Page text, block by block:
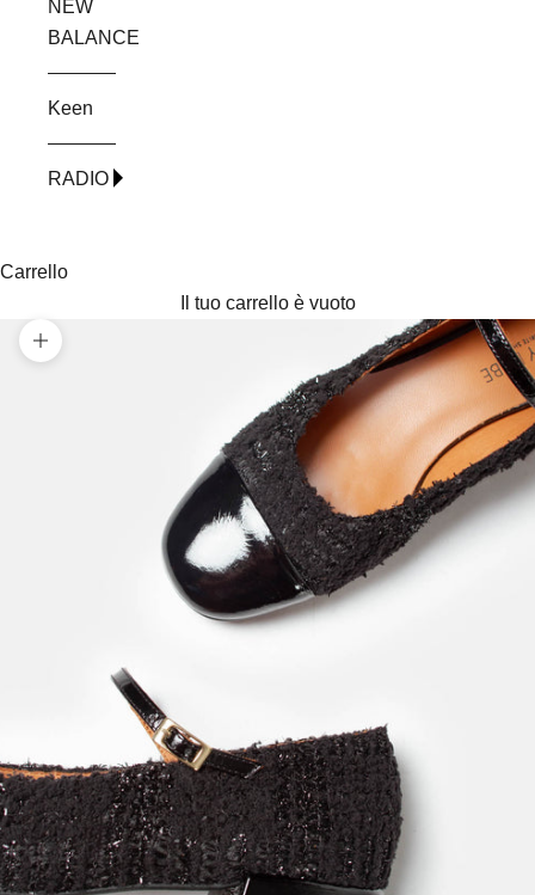
NEW
BALANCE
Keen
RADIO
Carrello
Il tuo carrello è vuoto
Ingrandisci immagine